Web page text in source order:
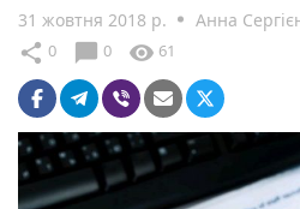
31 жовтня 2018 р. Анна
share 0 chat_bubble 0 visibility 61